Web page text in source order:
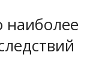
наиболее